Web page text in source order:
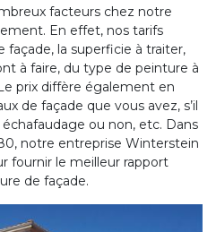
facteurs chez notre
En effet, nos tarifs
façade, la superficie à traiter,
à faire, du type de peinture à
prix diffère également en
de façade que vous avez, s’il
échafaudage ou non, etc. Dans
notre entreprise Winterstein
fournir le meilleur rapport
de façade.